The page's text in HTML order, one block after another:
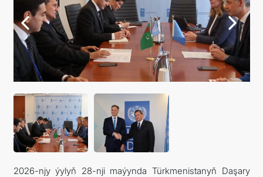
ARAGATNAŞYK
DIM
2026-njy ýylyň 28-nji maýynda Türkmenistanyň Daşary